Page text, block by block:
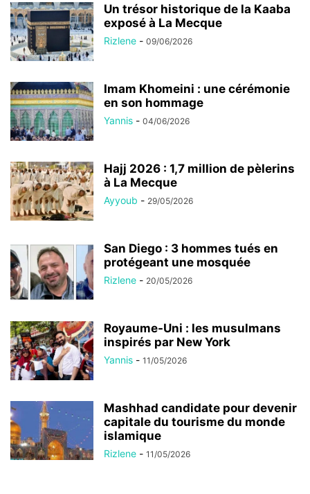
Un trésor historique de la Kaaba
exposé à La Mecque
Rizlene - 09/06/2026
Imam Khomeini : une cérémonie
en son hommage
Yannis - 04/06/2026
Hajj 2026 : 1,7 million de pèlerins
à La Mecque
Ayyoub - 29/05/2026
San Diego : 3 hommes tués en
protégeant une mosquée
Rizlene - 20/05/2026
Royaume-Uni : les musulmans
inspirés par New York
Yannis - 11/05/2026
Mashhad candidate pour devenir
capitale du tourisme du monde
islamique
Rizlene - 11/05/2026